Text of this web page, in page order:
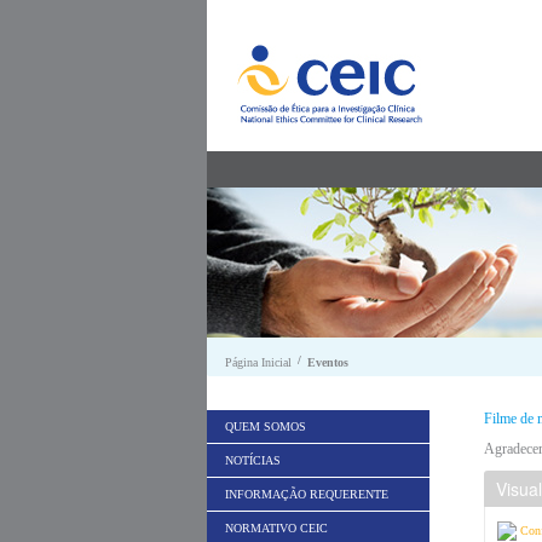
Página Inicial / Eventos
QUEM SOMOS
NOTÍCIAS
INFORMAÇÃO REQUERENTE
NORMATIVO CEIC
Filme de